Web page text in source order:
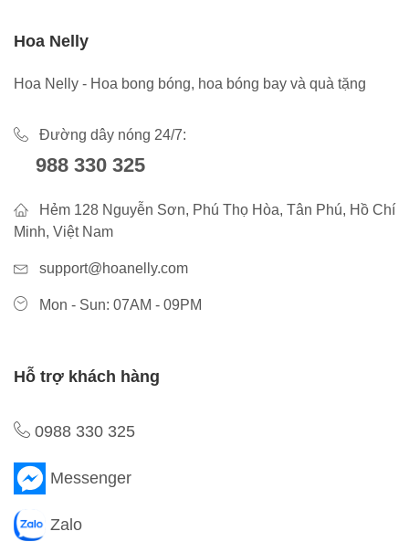
Hoa Nelly
Hoa Nelly - Hoa bong bóng, hoa bóng bay và quà tặng
Đường dây nóng 24/7:
988 330 325
Hẻm 128 Nguyễn Sơn, Phú Thọ Hòa, Tân Phú, Hồ Chí
Minh, Việt Nam
support@hoanelly.com
Mon - Sun: 07AM - 09PM
Hỗ trợ khách hàng
0988 330 325
Messenger
Zalo